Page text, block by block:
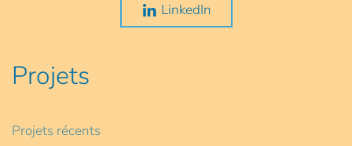
LinkedIn
Projets
Projets récents